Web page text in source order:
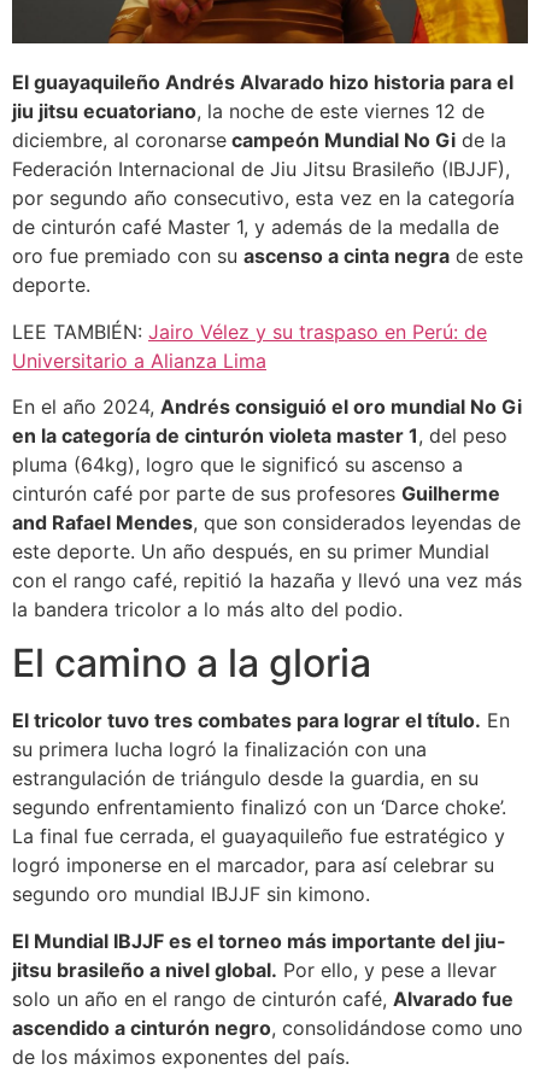
El guayaquileño Andrés Alvarado hizo historia para el
jiu jitsu ecuatoriano, la noche de este viernes 12 de
diciembre, al coronarse campeón Mundial No Gi de la
Federación Internacional de Jiu Jitsu Brasileño (IBJJF),
por segundo año consecutivo, esta vez en la categoría
de cinturón café Master 1, y además de la medalla de
oro fue premiado con su ascenso a cinta negra de este
deporte.
LEE TAMBIÉN: Jairo Vélez y su traspaso en Perú: de
Universitario a Alianza Lima
En el año 2024, Andrés consiguió el oro mundial No Gi
en la categoría de cinturón violeta master 1, del peso
pluma (64kg), logro que le significó su ascenso a
cinturón café por parte de sus profesores Guilherme
and Rafael Mendes, que son considerados leyendas de
este deporte. Un año después, en su primer Mundial
con el rango café, repitió la hazaña y llevó una vez más
la bandera tricolor a lo más alto del podio.
El camino a la gloria
El tricolor tuvo tres combates para lograr el título. En
su primera lucha logró la finalización con una
estrangulación de triángulo desde la guardia, en su
segundo enfrentamiento finalizó con un ‘Darce choke’.
La final fue cerrada, el guayaquileño fue estratégico y
logró imponerse en el marcador, para así celebrar su
segundo oro mundial IBJJF sin kimono.
El Mundial IBJJF es el torneo más importante del jiu-
jitsu brasileño a nivel global. Por ello, y pese a llevar
solo un año en el rango de cinturón café, Alvarado fue
ascendido a cinturón negro, consolidándose como uno
de los máximos exponentes del país.